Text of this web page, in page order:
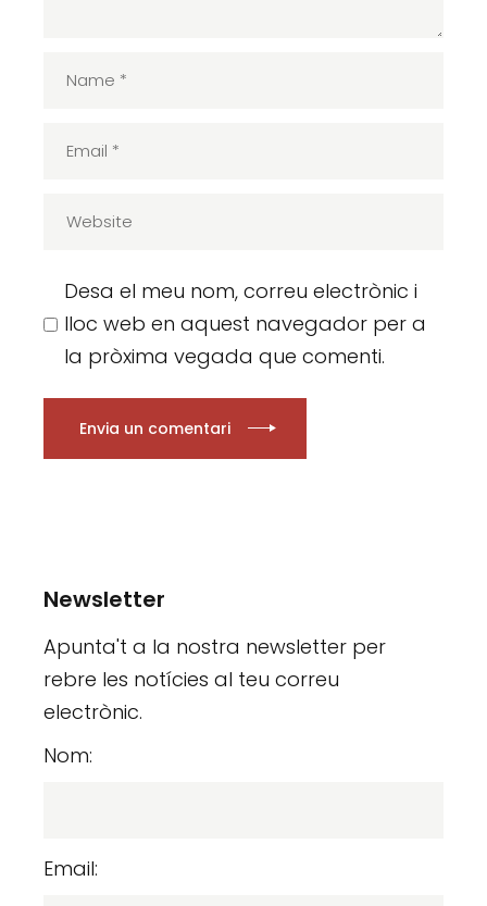
Desa el meu nom, correu electrònic i
lloc web en aquest navegador per a
la pròxima vegada que comenti.
Envia un comentari
Newsletter
Apunta't a la nostra newsletter per
rebre les notícies al teu correu
electrònic.
Nom:
Email: